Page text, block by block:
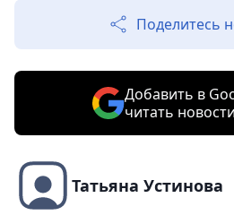
Поделитесь
Добавить в
читать
Татьяна Устинова